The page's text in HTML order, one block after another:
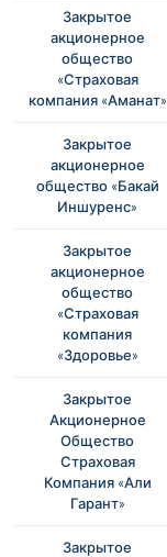
Закрытое
акционерное
общество
«Страховая
компания «Аманат»
Закрытое
акционерное
общество «Бакай
Иншуренс»
Закрытое
акционерное
общество
«Страховая
компания
«Здоровье»
Закрытое
Акционерное
Общество
Страховая
Компания «Али
Гарант»
Закрытое